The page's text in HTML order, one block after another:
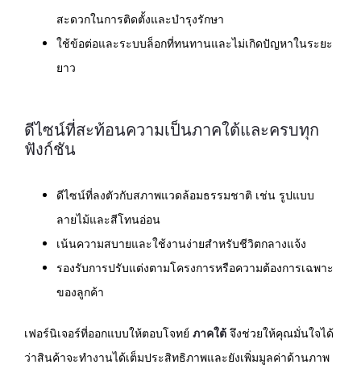
สะดวกในการติดตั้งและบำรุงรักษา
ใช้ข้อต่อและระบบล็อกที่ทนทานและไม่เกิดปัญหาในระยะ
ยาว
ดีไซน์ที่สะท้อนความเป็นภาคใต้และครบทุก
ฟังก์ชัน
ดีไซน์ที่ลงตัวกับสภาพแวดล้อมธรรมชาติ เช่น รูปแบบ
ลายไม้และสีโทนอ่อน
เน้นความสบายและใช้งานง่ายสำหรับชีวิตกลางแจ้ง
รองรับการปรับแต่งตามโครงการหรือความต้องการเฉพาะ
ของลูกค้า
เฟอร์นิเจอร์ที่ออกแบบให้ตอบโจทย์ ภาคใต้ จึงช่วยให้คุณมั่นใจได้
ว่าสินค้าจะทำงานได้เต็มประสิทธิภาพและยังเพิ่มมูลค่าด้านภาพ